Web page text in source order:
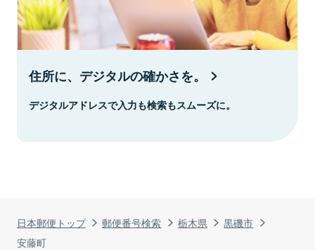
日本郵便トップ 郵便番号検索 栃木県
黒磯市
安藤町
住所に、デジタルの確かさを。
デジタルアドレスで入力も検索もスムーズに。